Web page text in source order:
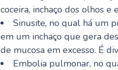
coceira, inchaço dos olhos e
Sinusite, no qual há um
em um inchaço que gera
de mucosa em excesso. É
Embolia pulmonar, no